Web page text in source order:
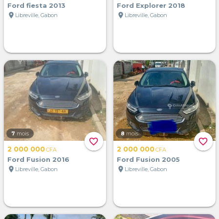
Ford fiesta 2013
location_on Libreville, Gabon
Ford Explorer 2018
location_on Libreville, Gabon
favorite_border
7 mois
2 000 000CFA
Ford Fusion 2016
location_on Libreville, Gabon
favorite_border
8 mois
2 000 000CFA
Ford Fusion 2005
location_on Libreville, Gabon